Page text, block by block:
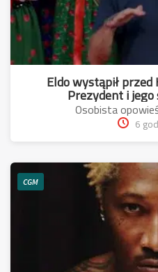
Eldo wystąpił
Prezydent i
Osobista
6
CGM